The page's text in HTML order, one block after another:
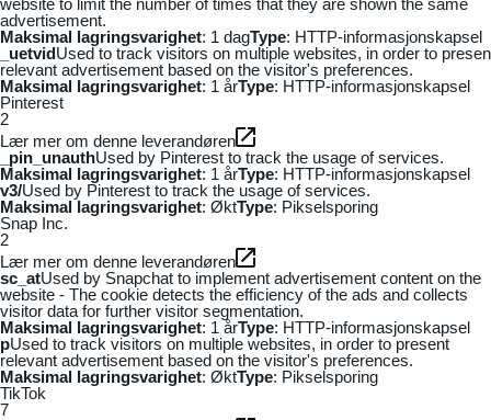
advertisement.
Maksimal lagringsvarighet: 1 dagType: HTTP-informasjonskapsel
_uetvidUsed to track visitors on multiple websites, in order to
relevant advertisement based on the visitor's preferences.
Maksimal lagringsvarighet: 1 årType: HTTP-informasjonskapsel
Pinterest
2
Lær mer om denne leverandøren
_pin_unauthUsed by Pinterest to track the usage of services.
Maksimal lagringsvarighet: 1 årType: HTTP-informasjonskapsel
v3/Used by Pinterest to track the usage of services.
Maksimal lagringsvarighet: ØktType: Pikselsporing
Snap Inc.
2
Lær mer om denne leverandøren
sc_atUsed by Snapchat to implement advertisement content on the
website - The cookie detects the efficiency of the ads and collects
visitor data for further visitor segmentation.
Maksimal lagringsvarighet: 1 årType: HTTP-informasjonskapsel
pUsed to track visitors on multiple websites, in order to present
relevant advertisement based on the visitor's preferences.
Maksimal lagringsvarighet: ØktType: Pikselsporing
TikTok
7